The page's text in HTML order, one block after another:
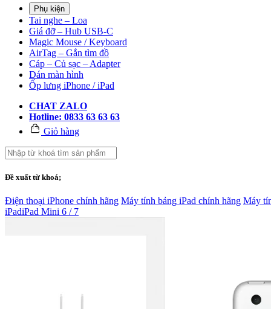
Phụ kiện
Tai nghe – Loa
Giá đỡ – Hub USB-C
Magic Mouse / Keyboard
AirTag – Gắn tìm đồ
Cáp – Củ sạc – Adapter
Dán màn hình
Ốp lưng iPhone / iPad
CHAT ZALO
Hotline: 0833 63 63 63
Giỏ hàng
Đề xuất từ khoá;
Điện thoại iPhone chính hãng Máy tính bảng iPad chính hãng Máy
iPadiPad Mini 6 / 7